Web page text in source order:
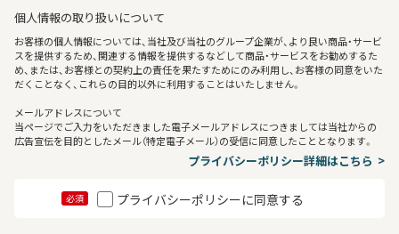
個人情報の取り扱いについて
お客様の個人情報については、当社及び当社のグループ企業が、より良い商品・サービ
スを提供するため、関連する情報を提供するなどして商品・サービスをお勧めするた
め、または、お客様との契約上の責任を果たすためにのみ利用し、お客様の同意をいた
だくことなく、これらの目的以外に利用することはいたしません。
メールアドレスについて
当ページでご入力をいただきました電子メールアドレスにつきましては当社からの
広告宣伝を目的としたメール（特定電子メール）の受信に同意したこととなります。
プライバシーポリシー詳細はこちら
必須 プライバシーポリシーに同意する